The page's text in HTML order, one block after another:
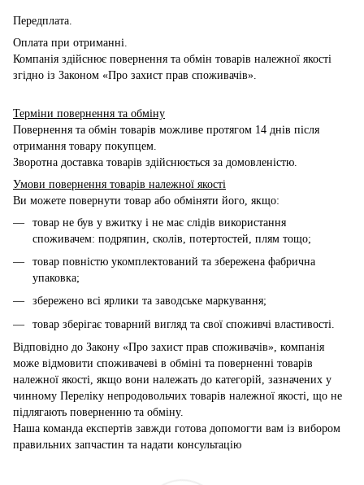
Передплата.
Оплата при отриманні.
Компанія здійснює повернення та обмін товарів належної якості
згідно із Законом «Про захист прав споживачів».
Терміни повернення та обміну
Повернення та обмін товарів можливе протягом 14 днів після
отримання товару покупцем.
Зворотна доставка товарів здійснюється за домовленістю.
Умови повернення товарів належної якості
Ви можете повернути товар або обміняти його, якщо:
товар не був у вжитку і не має слідів використання
споживачем: подряпин, сколів, потертостей, плям тощо;
товар повністю укомплектований та збережена фабрична
упаковка;
збережено всі ярлики та заводське маркування;
товар зберігає товарний вигляд та свої споживчі властивості.
Відповідно до Закону «Про захист прав споживачів», компанія
може відмовити споживачеві в обміні та поверненні товарів
належної якості, якщо вони належать до категорій, зазначених у
чинному Переліку непродовольчих товарів належної якості, що не
підлягають поверненню та обміну.
Наша команда експертів завжди готова допомогти вам із вибором
правильних запчастин та надати консультацію